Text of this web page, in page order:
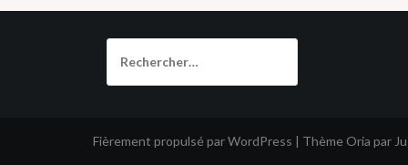
Fièrement propulsé par WordPress | Thème Oria par